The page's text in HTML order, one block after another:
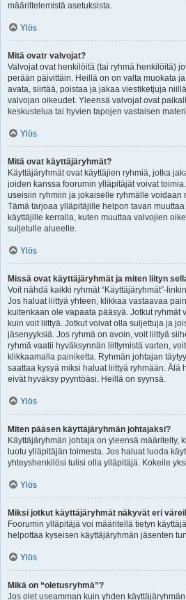
määrittelemistä asetuksista.
Ylös
Mitä ovatr valvojat?
Valvojat ovat henkilöitä (tai ryhmä henkilöitä)
perään päivittäin. Heillä on on valta muokata
avata, siirtää, poistaa ja jakaa viestiketjuja
valvojan oikeudet. Yleensä valvojat ovat
keskustelua tai hyvien tapojen vastaisen
Ylös
Mitä ovat käyttäjäryhmät?
Käyttäjäryhmät ovat käyttäjien ryhmiä, jotka
joiden kanssa foorumin ylläpitäjät voivat
useisiin ryhmiin ja jokaiselle ryhmälle voidaan
Tämä tarjoaa ylläpitäjille helpon tavan
käyttäjille kerralla, kuten muuttaa valvojien
suljetulle alueelle.
Ylös
Missä ovat käyttäjäryhmät ja miten liityn
Voit nähdä kaikki ryhmät “Käyttäjäryhmät”-
Jos haluat liittyä yhteen, klikkaa vastaavaa
kuitenkaan ole vapaata pääsyä. Jotkut ryhmät
kuin voit liittyä. Jotkut voivat olla suljettuja ja
jäsenyyksiä. Jos ryhmä on avoin, voit liittyä
ryhmä vaatii hyväksynnän liittymistä varten,
klikkaamalla painiketta. Ryhmän johtajan
saattaa kysyä miksi haluat liittyä ryhmään. Älä
eivät hyväksy pyyntöäsi. Heillä on syynsä.
Ylös
Miten pääsen käyttäjäryhmän johtajaksi?
Käyttäjäryhmän johtaja on yleensä määritelty,
luotu ylläpitäjän toimesta. Jos haluat luoda
yhteyshenkilösi tulisi olla ylläpitäjä. Kokeile
Ylös
Miksi jotkut käyttäjäryhmät näkyvät eri
Foorumin ylläpitäjä voi määritellä tietyn
helpottaa kyseisen käyttäjäryhmän jäsenten
Ylös
Mikä on “oletusryhmä”?
Jos olet useamman kuin yhden